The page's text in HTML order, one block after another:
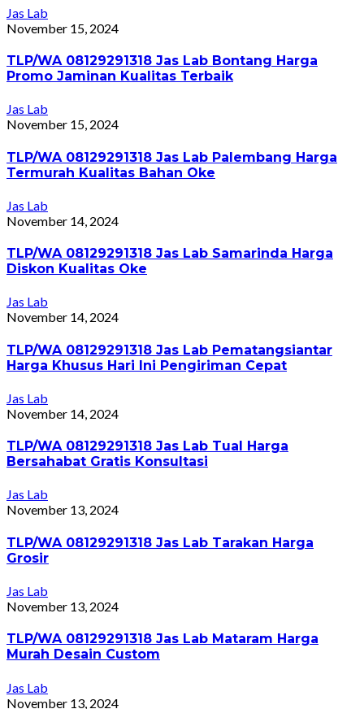
Jas Lab
November 15, 2024
TLP/WA 08129291318 Jas Lab Bontang Harga
Promo Jaminan Kualitas Terbaik
Jas Lab
November 15, 2024
TLP/WA 08129291318 Jas Lab Palembang Harga
Termurah Kualitas Bahan Oke
Jas Lab
November 14, 2024
TLP/WA 08129291318 Jas Lab Samarinda Harga
Diskon Kualitas Oke
Jas Lab
November 14, 2024
TLP/WA 08129291318 Jas Lab Pematangsiantar
Harga Khusus Hari Ini Pengiriman Cepat
Jas Lab
November 14, 2024
TLP/WA 08129291318 Jas Lab Tual Harga
Bersahabat Gratis Konsultasi
Jas Lab
November 13, 2024
TLP/WA 08129291318 Jas Lab Tarakan Harga
Grosir
Jas Lab
November 13, 2024
TLP/WA 08129291318 Jas Lab Mataram Harga
Murah Desain Custom
Jas Lab
November 13, 2024